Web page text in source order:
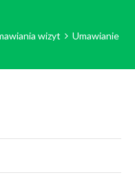
wizyt
Umawianie